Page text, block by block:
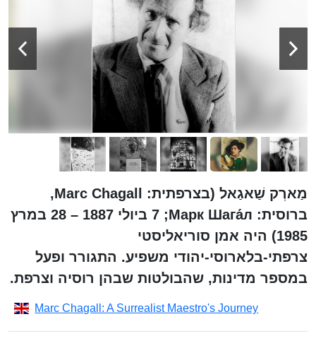
מַארְק שַׁאגַאל (בצרפתית: Marc Chagall,
ברוסית: Марк Шага́л;‏ 7 ביולי 1887 – 28 במרץ
1985) היה אמן סוריאליסטי
צרפתי-בלארוסי-יהודי משפיע. התגורר ופעל
במספר מדינות, שהבולטות שבהן רוסיה וצרפת.
Marc Chagall: A Surrealist Maestro's Journey